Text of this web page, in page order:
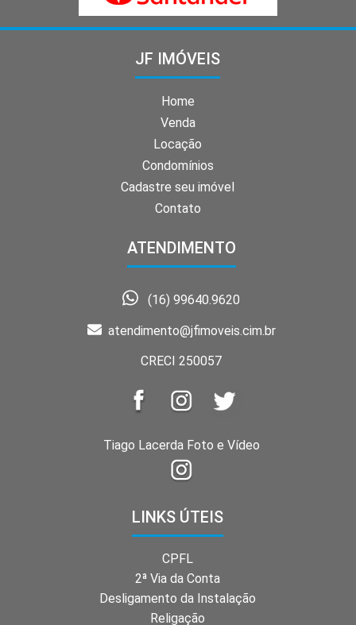
JF IMÓVEIS
Home
Venda
Locação
Condomínios
Cadastre seu imóvel
Contato
ATENDIMENTO
(16) 99640.9620
atendimento@jfimoveis.cim.br
CRECI 250057
Tiago Lacerda Foto e Vídeo
LINKS ÚTEIS
CPFL
2ª Via da Conta
Desligamento da Instalação
Religação